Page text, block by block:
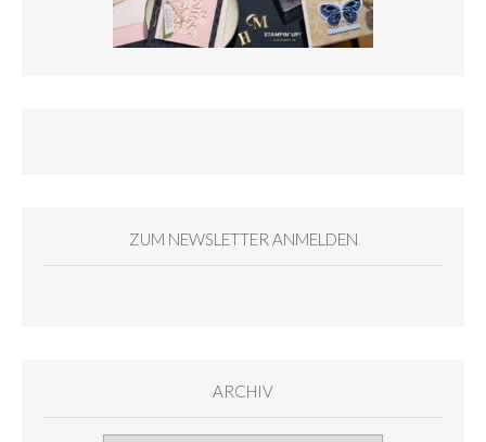
ZUM NEWSLETTER ANMELDEN
ARCHIV